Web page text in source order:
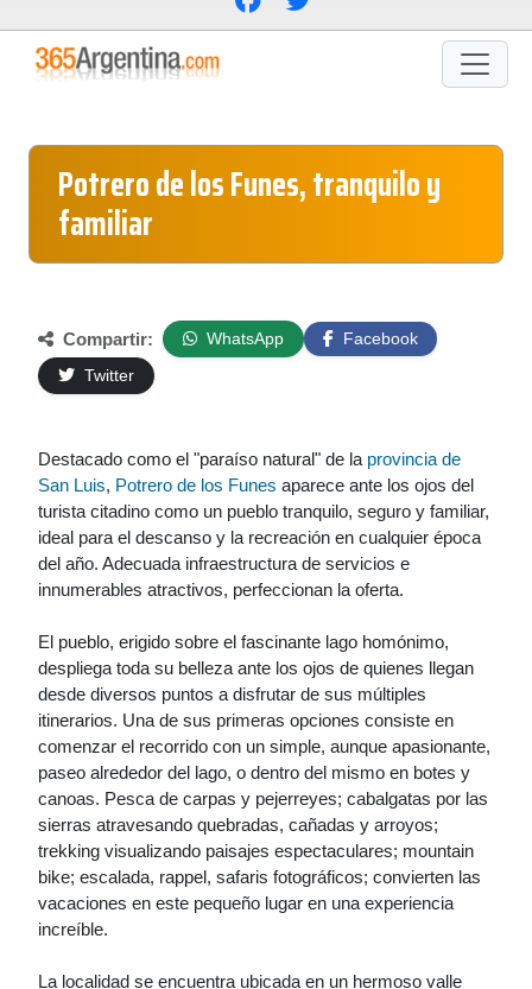
Potrero de los Funes, tranquilo y
familiar
Compartir: WhatsApp
Facebook
Twitter
Destacado como el "paraíso natural" de la provincia de
San Luis, Potrero de los Funes aparece ante los ojos del
turista citadino como un pueblo tranquilo, seguro y familiar,
ideal para el descanso y la recreación en cualquier época
del año. Adecuada infraestructura de servicios e
innumerables atractivos, perfeccionan la oferta.
El pueblo, erigido sobre el fascinante lago homónimo,
despliega toda su belleza ante los ojos de quienes llegan
desde diversos puntos a disfrutar de sus múltiples
itinerarios. Una de sus primeras opciones consiste en
comenzar el recorrido con un simple, aunque apasionante,
paseo alrededor del lago, o dentro del mismo en botes y
canoas. Pesca de carpas y pejerreyes; cabalgatas por las
sierras atravesando quebradas, cañadas y arroyos;
trekking visualizando paisajes espectaculares; mountain
bike; escalada, rappel, safaris fotográficos; convierten las
vacaciones en este pequeño lugar en una experiencia
increíble.
La localidad se encuentra ubicada en un hermoso valle